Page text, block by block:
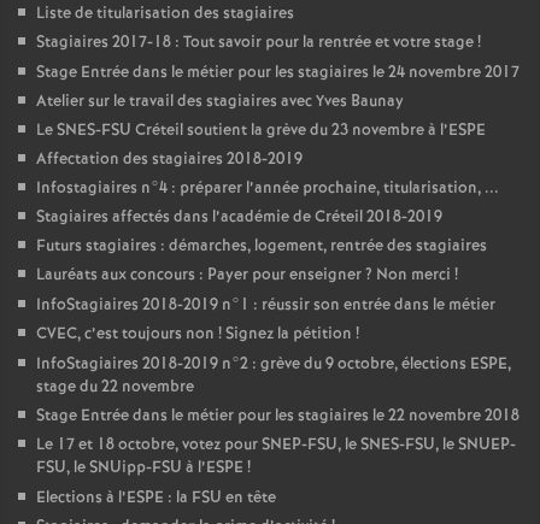
Liste de titularisation des stagiaires
Stagiaires 2017-18 : Tout savoir pour la rentrée et votre stage!
Stage Entrée dans le métier pour les stagiaires le 24 novembre 2017
Atelier sur le travail des stagiaires avec Yves Baunay
LeSNES-FSU Créteil soutient la grève du 23 novembre à l’ESPE
Affectation des stagiaires 2018-2019
Infostagiaires n°4 : préparer l’année prochaine, titularisation, ...
Stagiaires affectés dans l’académie de Créteil 2018-2019
Futurs stagiaires : démarches, logement, rentrée des stagiaires
Lauréats aux concours : Payer pour enseigner? Non merci !
InfoStagiaires 2018-2019 n°1 : réussir son entrée dans le métier
CVEC, c’est toujours non ! Signez la pétition !
InfoStagiaires 2018-2019 n°2 : grève du 9 octobre, élections ESPE,
stage du 22 novembre
Stage Entrée dans le métier pour les stagiaires le 22 novembre 2018
Le 17 et 18 octobre, votez pourSNEP-FSU, leSNES-FSU, leSNUEP-
FSU, le SNUipp-FSU à l’ESPE !
Elections à l’ESPE : la FSU en tête